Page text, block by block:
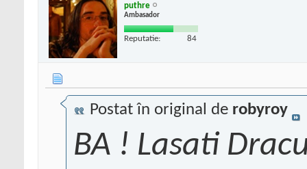
puthre
Ambasador
Reputatie: 84
Postat în original de robyroy
BA ! Lasati